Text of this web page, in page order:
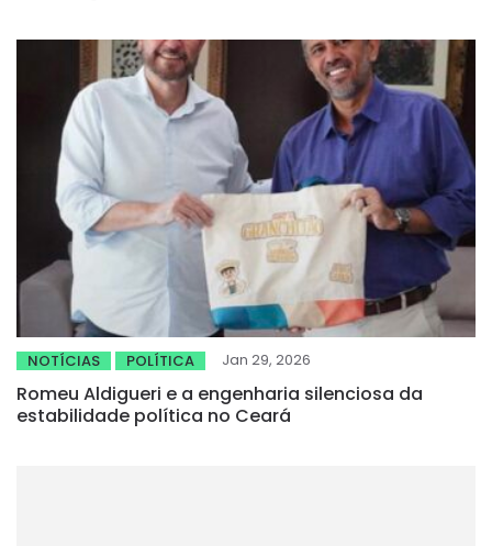
NOTÍCIAS POLÍTICA Jan 29, 2026
Romeu Aldigueri e a engenharia silenciosa da
estabilidade política no Ceará